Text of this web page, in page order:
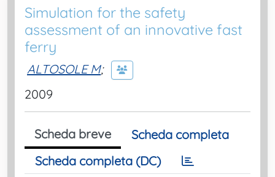
Simulation for the safety
assessment of an innovative fast
ferry
ALTOSOLE M;
2009
Scheda breve
Scheda completa
Scheda completa (DC)